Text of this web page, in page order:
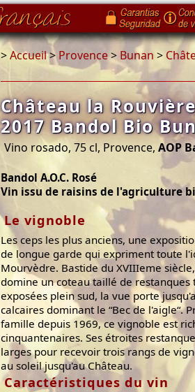
>Accueil>Provence> Bunan >
Château la
2017 Bandol Bio
Vino rosado, 75 cl, Provence, AOP
Bandol A.O.C. Rosé
Vin issu de raisins de l'agriculture
Le vignoble
Les ceps les plus anciens, une
de longue garde qui expriment toute
Mourvèdre. Bastide du XVIIIeme
domine un coteau taillé de restanques
exposées plein sud, la vue porte
calcaires dominant le “Bec de l'aigle“.
famille depuis 1969, ce vignoble est
cinquantenaires. Ses étroites
larges pour recevoir trois rangs de
au soleil jusqu'au Château.
Caractéristiques du vin